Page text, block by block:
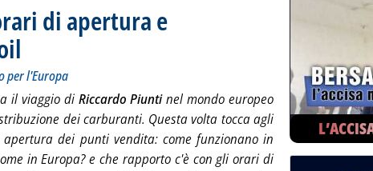
di apertura e
. Sottotitolo: Le riflessioni di un “novello Ulisse” in giro per l'Europa
. Pubblicata venerdì 20 maggio 2016 alle 11.53.
per l'Europa
il viaggio di Riccardo Piuntinel mondo europeo
dei carburanti. Questa volta tocca agli
dei punti vendita: come funzionano in
in Europa? e che rapporto c'è con gli orari di